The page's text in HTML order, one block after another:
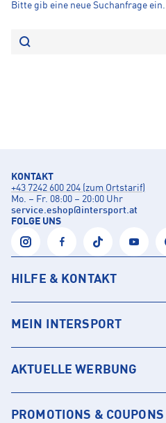
Bitte gib eine neue Suchanfrage ein.
KONTAKT
+43 7242 600 204 (zum Ortstarif)
Mo. – Fr. 08:00 – 20:00 Uhr
service.eshop@intersport.at
FOLGE UNS
HILFE & KONTAKT
MEIN INTERSPORT
AKTUELLE WERBUNG
PROMOTIONS & COUPONS